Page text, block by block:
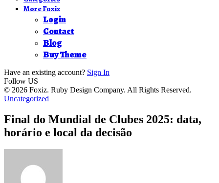
More Foxiz
Login
Contact
Blog
Buy Theme
Have an existing account? Sign In
Follow US
© 2026 Foxiz. Ruby Design Company. All Rights Reserved.
Uncategorized
Final do Mundial de Clubes 2025: data,
horário e local da decisão